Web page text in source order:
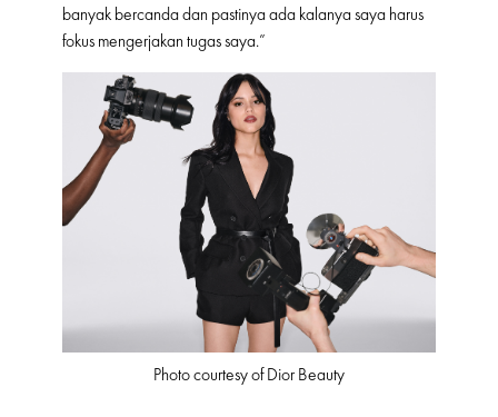
banyak bercanda dan pastinya ada kalanya saya harus
fokus mengerjakan tugas saya.”
Photo courtesy of Dior Beauty